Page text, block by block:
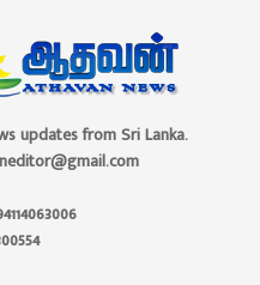
updates from Sri Lanka.